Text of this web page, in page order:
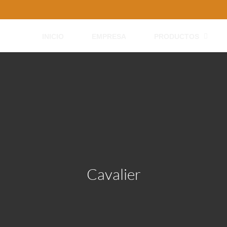
Cavalier